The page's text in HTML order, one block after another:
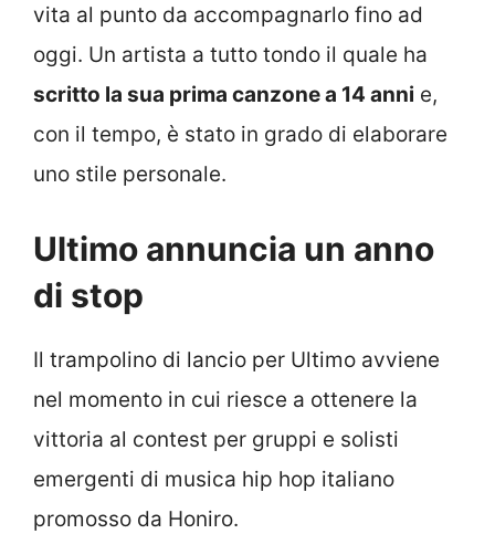
vita al punto da accompagnarlo fino ad
oggi. Un artista a tutto tondo il quale ha
scritto la sua prima canzone a 14 anni e,
con il tempo, è stato in grado di elaborare
uno stile personale.
Ultimo annuncia un anno
di stop
Il trampolino di lancio per Ultimo avviene
nel momento in cui riesce a ottenere la
vittoria al contest per gruppi e solisti
emergenti di musica hip hop italiano
promosso da Honiro.